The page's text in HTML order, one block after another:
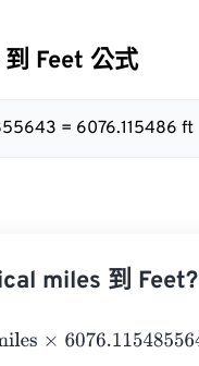
Feet 公式
= 6076.115486 ft
miles 到 Feet?
6076.1154855643